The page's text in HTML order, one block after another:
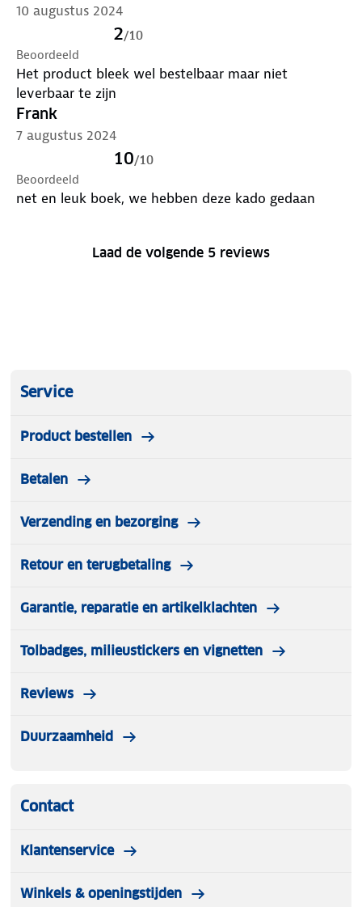
ANWB meer grt. Peter
10 augustus 2024
2/10
Beoordeeld
Het product bleek wel bestelbaar maar niet
leverbaar te zijn
Frank
7 augustus 2024
10/10
Beoordeeld
net en leuk boek, we hebben deze kado gedaan
Laad de volgende 5 reviews
Service
Product bestellen
Betalen
Verzending en bezorging
Retour en terugbetaling
Garantie, reparatie en artikelklachten
Tolbadges, milieustickers en vignetten
Reviews
Duurzaamheid
Contact
Klantenservice
Winkels & openingstijden